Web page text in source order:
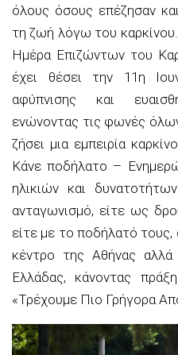
όλους όσους επέζησαν
τη ζωή λόγω του
Ημέρα Επιζώντων του
έχει θέσει την 11η
αφύπνισης και
ενώνοντας τις φωνές
ζήσει μια εμπειρία
Κάνε ποδήλατο –
ηλικιών και
ανταγωνισμό, είτε ως
είτε με το ποδήλατό τους,
κέντρο της Αθήνας
Ελλάδας, κάνοντας
«Τρέχουμε Πιο Γρήγορα